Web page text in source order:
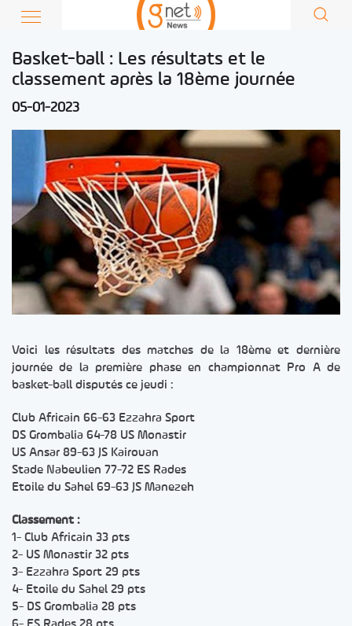
Basket-ball : Les résultats et le
classement après la 18ème journée
05-01-2023
Voici les résultats des matches de la 18ème et dernière
journée de la première phase en championnat Pro A de
basket-ball disputés ce jeudi :
Club Africain 66-63 Ezzahra Sport
DS Grombalia 64-78 US Monastir
US Ansar 89-63 JS Kairouan
Stade Nabeulien 77-72 ES Rades
Etoile du Sahel 69-63 JS Manezeh
Classement :
1- Club Africain 33 pts
2- US Monastir 32 pts
3- Ezzahra Sport 29 pts
4- Etoile du Sahel 29 pts
5- DS Grombalia 28 pts